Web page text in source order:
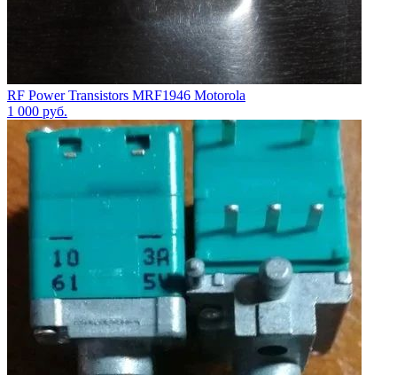
RF Power Transistors MRF1946 Motorola
1 000 руб.